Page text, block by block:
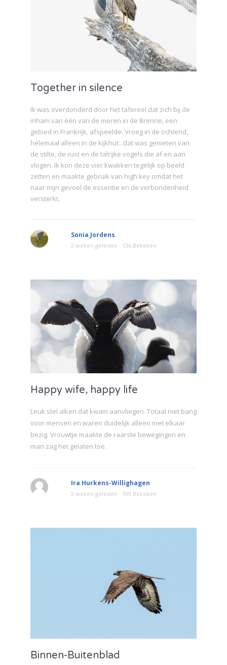
Together in silence
Ik was overdonderd door het tafereel dat zich bij de
inham van één van de meren in de Brenne, een
gebied in Frankrijk, afspeelde. Vroeg in de ochtend,
helemaal alleen in de kijkhut...dat was genieten van
de stilte, de rust en de talrijke vogels die af en aan
vlogen. Ik kon deze vier kwakken tegelijk op beeld
zetten en maakte gebruik van high key omdat het
naar mijn gevoel de essentie en de verbondenheid
versterkt.
Sonia Jordens
2 weken geleden 136 Bekeken
Happy wife, happy life
Leuk stel alken dat kwam aanvliegen. Totaal niet bang
voor mensen en waren duidelijk alleen met elkaar
bezig. Vrouwtje maakte de raarste bewegingen en
man zag het gelaten toe.
Ira Hurkens-Willighagen
2 weken geleden 109 Bekeken
Binnen-Buitenblad